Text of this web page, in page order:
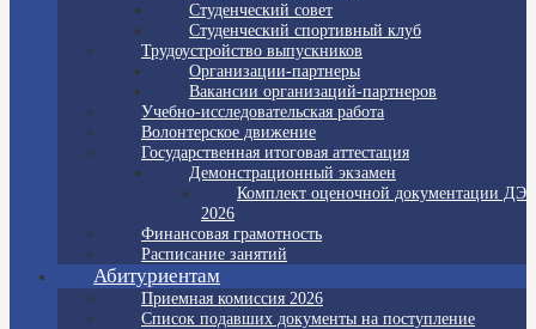
Студенческий совет
Студенческий спортивный клуб
Трудоустройство выпускников
Организации-партнеры
Вакансии организаций-партнеров
Учебно-исследовательская работа
Волонтерское движение
Государственная итоговая аттестация
Демонстрационный экзамен
Комплект оценочной документации ДЭ
2026
Финансовая грамотность
Расписание занятий
Абитуриентам
Приемная комиссия 2026
Список подавших документы на поступление